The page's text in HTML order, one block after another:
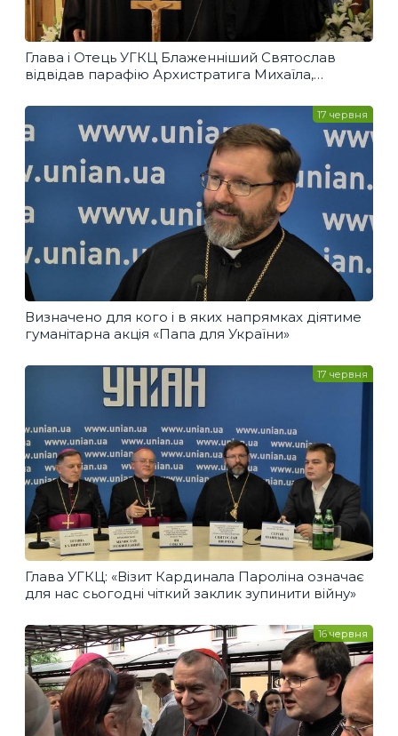
Глава і Отець УГКЦ Блаженніший Святослав
відвідав парафію Архистратига Михаїла,
Визначено для кого і в яких напрямках діятиме
гуманітарна акція «Папа для України»
17 червня
Глава УГКЦ: «Візит Кардинала Пароліна означає
для нас сьогодні чіткий заклик зупинити війну»
17 червня
16 червня